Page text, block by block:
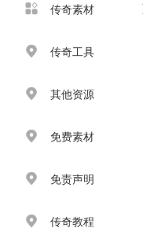
传奇素材
传奇工具
其他资源
免费素材
免责声明
传奇教程